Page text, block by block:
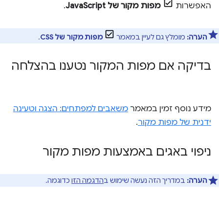
האפשרות
מפות מקור של JavaScript .
הערה: מומלץ גם לעיין במאמר מפות מקור של CSS .
בדיקה אם מפות המקור נטענו בהצלחה
מידע נוסף זמין במאמר משאבים למפתחים: הצגה וטעינה
ידנית של מפות מקור.
ניפוי באגים באמצעות מפות מקור
הערה: במדריך הזה נעשה שימוש בהדגמה הזו כדוגמה.